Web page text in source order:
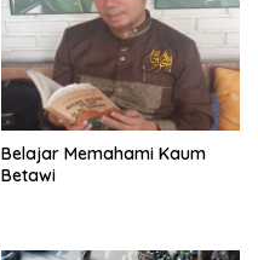
Belajar Memahami Kaum
Betawi